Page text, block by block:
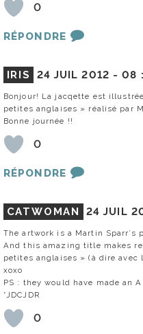
0
RÉPONDRE
IRIS 24 JUIL 2012 -08
Bonjour! La jacqette est
petites anglaises » réalisé par
Bonne journée !!
0
RÉPONDRE
CATWOMAN 24 JUIL
The artwork is a Martin Sparr’s
And this amazing title makes
petites anglaises » (à dire avec
xoxo
PS : they would have made an
*JDCJDR
0